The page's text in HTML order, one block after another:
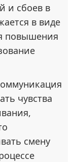
и сбоев в
в виде
повышения
чувства
смену